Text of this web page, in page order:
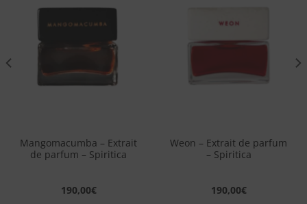
Aggiungi
desideri
Mangomacumba – Extrait
de parfum – Spiritica
190,00€
desideri
Weon – Extrait de parfum
– Spiritica
190,00€